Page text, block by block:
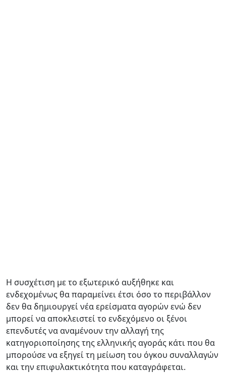
Η συσχέτιση με το εξωτερικό αυξήθηκε και
ενδεχομένως θα παραμείνει έτσι όσο το περιβάλλον
δεν θα δημιουργεί νέα ερείσματα αγορών ενώ δεν
μπορεί να αποκλειστεί το ενδεχόμενο οι ξένοι
επενδυτές να αναμένουν την αλλαγή της
κατηγοριοποίησης της ελληνικής αγοράς κάτι που θα
μπορούσε να εξηγεί τη μείωση του όγκου συναλλαγών
και την επιφυλακτικότητα που καταγράφεται.